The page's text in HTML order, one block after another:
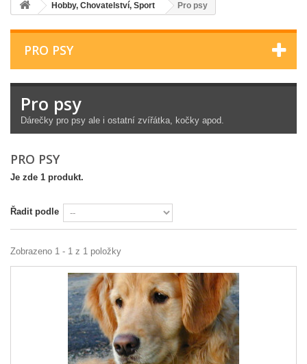
Hobby, Chovatelství, Sport Pro psy
PRO PSY
Pro psy
Dárečky pro psy ale i ostatní zvířátka, kočky apod.
PRO PSY
Je zde 1 produkt.
Řadit podle
Zobrazeno 1 - 1 z 1 položky